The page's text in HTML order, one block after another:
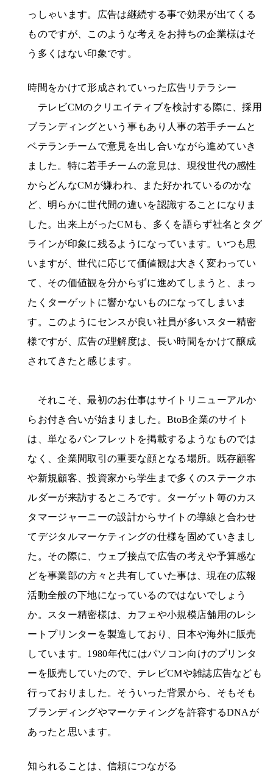
っしゃいます。広告は継続する事で効果が出てくる
ものですが、このような考えをお持ちの企業様はそ
う多くはない印象です。
時間をかけて形成されていった広告リテラシー
テレビCMのクリエイティブを検討する際に、採用
ブランディングという事もあり人事の若手チームと
ベテランチームで意見を出し合いながら進めていき
ました。特に若手チームの意見は、現役世代の感性
からどんなCMが嫌われ、また好かれているのかな
ど、明らかに世代間の違いを認識することになりま
した。出来上がったCMも、多くを語らず社名とタグ
ラインが印象に残るようになっています。いつも思
いますが、世代に応じて価値観は大きく変わってい
て、その価値観を分からずに進めてしまうと、まっ
たくターゲットに響かないものになってしまいま
す。このようにセンスが良い社員が多いスター精密
様ですが、広告の理解度は、長い時間をかけて醸成
されてきたと感じます。
それこそ、最初のお仕事はサイトリニューアルか
らお付き合いが始まりました。BtoB企業のサイト
は、単なるパンフレットを掲載するようなものでは
なく、企業間取引の重要な顔となる場所。既存顧客
や新規顧客、投資家から学生まで多くのステークホ
ルダーが来訪するところです。ターゲット毎のカス
タマージャーニーの設計からサイトの導線と合わせ
てデジタルマーケティングの仕様を固めていきまし
た。その際に、ウェブ接点で広告の考えや予算感な
どを事業部の方々と共有していた事は、現在の広報
活動全般の下地になっているのではないでしょう
か。スター精密様は、カフェや小規模店舗用のレシ
ートプリンターを製造しており、日本や海外に販売
しています。1980年代にはパソコン向けのプリンタ
ーを販売していたので、テレビCMや雑誌広告なども
行っておりました。そういった背景から、そもそも
ブランディングやマーケティングを許容するDNAが
あったと思います。
知られることは、信頼につながる